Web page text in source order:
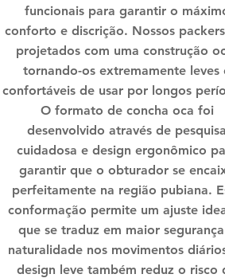
funcionais para garantir o
conforto e discrição. Nossos
projetados com uma construção
tornando-os extremamente leves
confortáveis de usar por longos
O formato de concha oca foi
desenvolvido através de pesquisa
cuidadosa e design ergonômico
garantir que o obturador se
perfeitamente na região pubiana.
conformação permite um ajuste
que se traduz em maior
naturalidade nos movimentos
design leve também reduz o risco